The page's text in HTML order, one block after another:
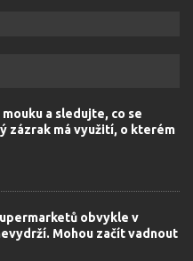
a sledujte, co se
zázrak má využití, o kterém
obvykle v
Mohou začít vadnout